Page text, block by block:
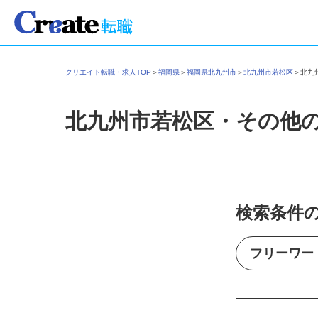
クリエイト転職・求人TOP＞福岡県＞福岡県北九州市＞北九州市若松区＞北
北九州市若松区・その他
検索条件